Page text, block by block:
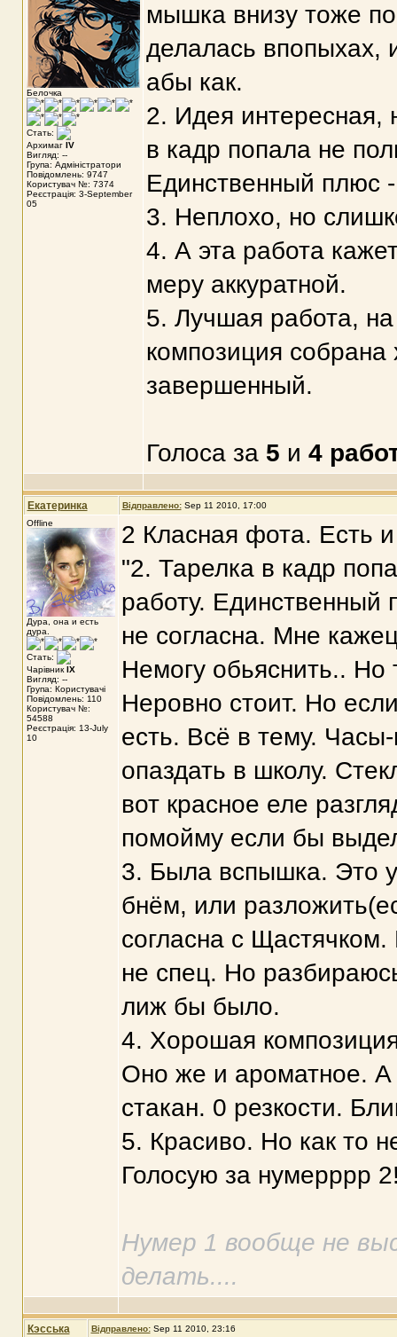
Белочка
Стать:
Архимаг IV
Вигляд: --
Група: Адміністратори
Повідомлень: 9747
Користувач №: 7374
Реєстрація: 3-September
05
мышка внизу тоже
делалась впопыхах,
абы как.
2. Идея интересная,
в кадр попала не
Единственный плюс
3. Неплохо, но
4. А эта работа
меру аккуратной.
5. Лучшая работа,
композиция
завершенный.
Голоса за 5 и 4
Екатеринка Відправлено: Sep 11 2010, 17:00
Offline
Дура, она и есть
дура.
Стать:
Чарівник IX
Вигляд: --
Група: Користувачі
Повідомлень: 110
Користувач №:
54588
Реєстрація: 13-July
10
2 Класная фота. Есть
"2. Тарелка в кадр
работу. Единственный
не согласна. Мне
Немогу обьяснить.. Но
Неровно стоит. Но
есть. Всё в тему.
опаздать в школу.
вот красное еле
помойму если бы
3. Была вспышка. Это
бнём, или
согласна с Щастячком.
не спец. Но
лиж бы было.
4. Хорошая
Оно же и ароматное.
стакан. 0 резкости.
5. Красиво. Но как то
Голосую за нумерррр
Нумер 1 вообще не
делать....
Кэсська Відправлено: Sep 11 2010, 23:16